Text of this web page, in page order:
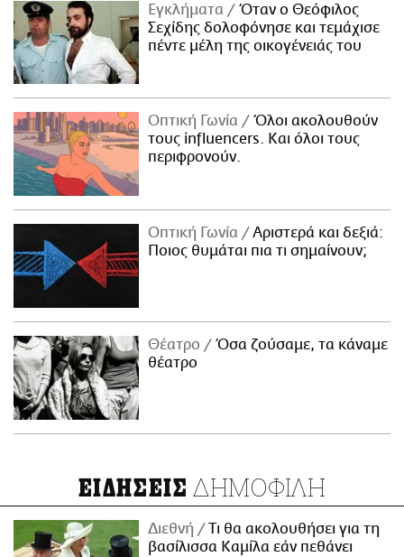
Εγκλήματα
Όταν ο Θεόφιλος
Σεχίδης δολοφόνησε και τεμάχισε
πέντε μέλη της οικογένειάς του
Οπτική Γωνία
Όλοι ακολουθούν
τους influencers. Και όλοι τους
περιφρονούν.
Οπτική Γωνία
Αριστερά και δεξιά:
Ποιος θυμάται πια τι σημαίνουν;
Θέατρο
Όσα ζούσαμε, τα κάναμε
θέατρο
ΕΙΔΗΣΕΙΣ ΔΗΜΟΦΙΛΗ
Διεθνή
Τι θα ακολουθήσει για τη
βασίλισσα Καμίλα εάν πεθάνει